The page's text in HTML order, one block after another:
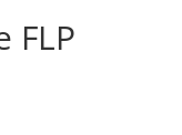
FLP